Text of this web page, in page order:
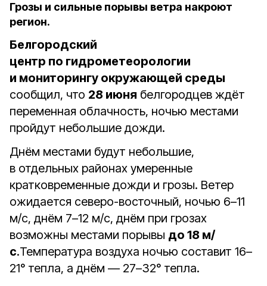
Грозы и сильные порывы ветра накроют
регион.
Белгородский
центр по гидрометеорологии
и мониторингу окружающей среды
сообщил, что 28 июня белгородцев ждёт
переменная облачность, ночью местами
пройдут небольшие дожди.
Днём местами будут небольшие,
в отдельных районах умеренные
кратковременные дожди и грозы. Ветер
ожидается северо-восточный, ночью 6–11
м/с, днём 7–12 м/с, днём при грозах
возможны местами порывы до 18 м/
с.Температура воздуха ночью составит 16–
21° тепла, а днём — 27–32° тепла.